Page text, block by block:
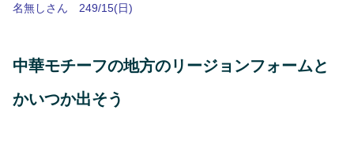
名無しさん 249/15(日)
中華モチーフの地方のリージョンフォームと
かいつか出そう